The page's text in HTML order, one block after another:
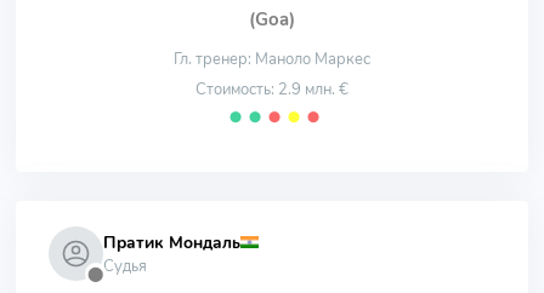
(Goa)
Гл. тренер: Маноло Маркес
Стоимость: 2.9 млн. €
⬤ ⬤ ⬤ ⬤ ⬤
⬤
Пратик Мондаль
Судья